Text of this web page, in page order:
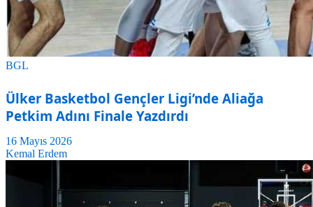
BGL
Ülker Basketbol Gençler Ligi’nde Aliağa
Petkim Adını Finale Yazdırdı
16 Mayıs 2026
Kemal Erdem